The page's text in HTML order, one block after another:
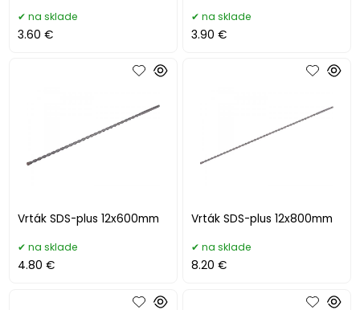
na sklade
3.60 €
na sklade
3.90 €
Vrták SDS-plus 12x600mm
na sklade
4.80 €
Vrták SDS-plus 12x800mm
na sklade
8.20 €